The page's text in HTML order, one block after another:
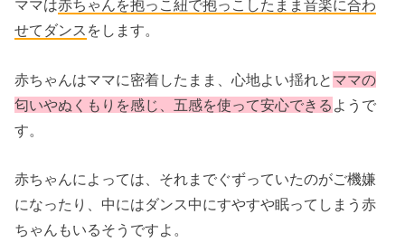
ママは赤ちゃんを抱っこ紐で抱っこしたまま音楽に合わ
せてダンス をします。
赤ちゃんはママに密着したまま、心地よい揺れと ママの
匂いやぬくもりを感じ、五感を使って安心できる ようで
す。
赤ちゃんによっては、それまでぐずっていたのがご機嫌
になったり、中にはダンス中にすやすや眠ってしまう赤
ちゃんもいるそうですよ。